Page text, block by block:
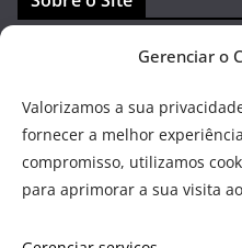
Gerenciar o
Valorizamos a sua
fornecer a melhor
compromisso, utilizamos
para aprimorar a sua visita
DMCA
Política de Transparência
Política Privacidade